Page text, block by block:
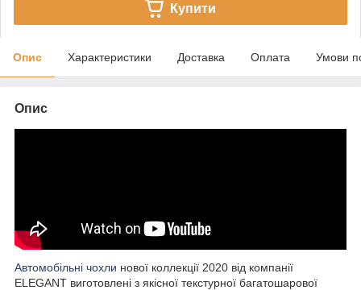
Купити
Опис Характеристики Доставка Оплата Умови
Опис
Автомобільні чохли нової коллекції 2020 від компанії
ELEGANT виготовлені з якісної текстурної багатошарової